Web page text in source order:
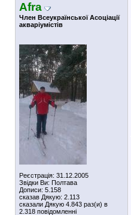
Afra
Член Всеукраїнської Асоціації
акваріумістів
Реєстрація: 31.12.2005
Звідки Ви: Полтава
Дописи: 5.158
сказав Дякую: 2.113
сказали Дякую 4.843 раз(и) в
2.318 повідомленні